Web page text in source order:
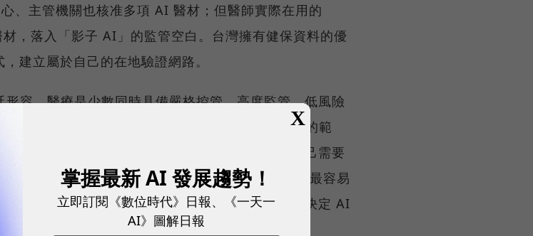
、主管機關也核准多項 AI 醫材；但醫師實際在用的
，落入「影子 AI」的監管空白。台灣擁有健保資料的優
建立屬於自己的在地驗證網路。
容，醫療是少數同時具備嚴格控管、高度監管、低風險
來的 AI 治理框架，可以視為一份「考 100 分」的範
以參考它的安全評估，各行各業都能從中挑出自己需要
有兩句：第一，AI 導入是組織變革，技術通常是最容易
面的持續監控、價值評估與適時退役，才是真正決定 AI
X
掌握最新 AI 發展趨勢！
立即訂閱《數位時代》日報、《一天一
AI》圖解日報